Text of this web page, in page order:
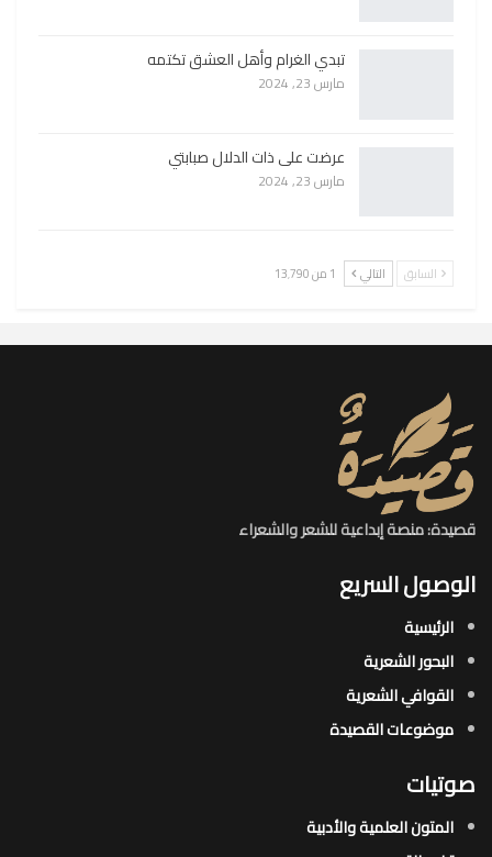
تبدي الغرام وأهل العشق تكتمه
مارس 23, 2024
عرضت على ذات الدلال صبابتي
مارس 23, 2024
السابق التالي 1 من 13٬790
قصيدة: منصة إبداعية للشعر والشعراء
الوصول السريع
الرئيسية
البحور الشعرية​
القوافي الشعرية​
موضوعات القصيدة​
صوتيات
المتون العلمية والأدبية